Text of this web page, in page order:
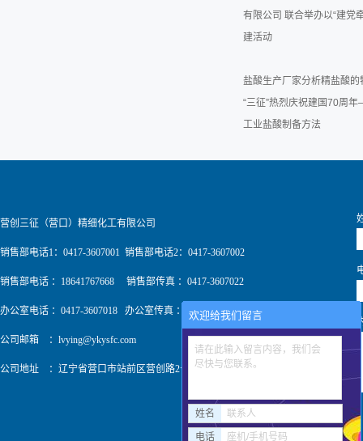
有限公司 联合举办以“建党
建活动
盐酸生产厂家分析精盐酸的
“三征”热烈庆祝建国70周
工业盐酸制备方法
营创三征（营口）精细化工有限公司
销售部电话1：0417-3607001 销售部电话2：0417-3607002
销售部电话 ：18641767668 销售部传真 ：0417-3607022
办公室电话 ：0417-3607018 办公室传真 ：0417-3607009
公司邮箱 ： lvying@ykysfc.com
公司地址 ：辽宁省营口市站前区营创路2号
欢迎给我们留言
请在此输入留言内容，我们会
尽快与您联系。
姓名 联系人
电话 座机/手机号码